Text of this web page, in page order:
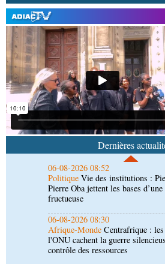
Dernières
06-08-2026 09:24
PolitiqueAssemblée nationale: la
Ecofin s’imprègne des réalités
Vie des institutions :
Pierre Oba jettent les bases
06-08-2026 08:30
Afrique-MondeCentrafrique : les
l'ONU cachent la guerre
contrôle des ressources
05-08-2026 22:10
ÉconomieEconomie : un accord
Noire pour la valorisation des
non ligneux